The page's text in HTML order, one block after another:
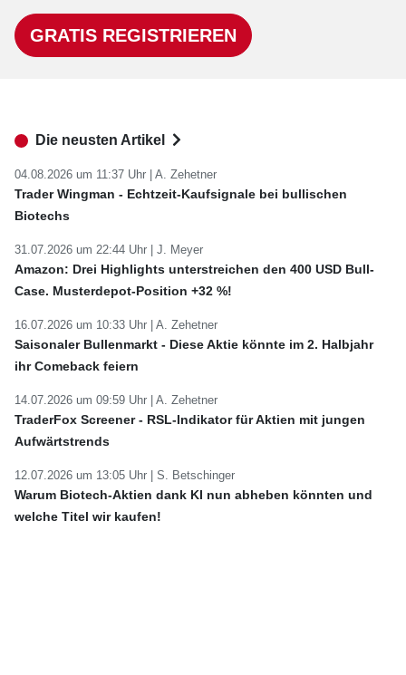
GRATIS REGISTRIEREN
Die neusten Artikel
04.08.2026 um 11:37 Uhr | A. Zehetner
Trader Wingman - Echtzeit-Kaufsignale bei bullischen
Biotechs
31.07.2026 um 22:44 Uhr | J. Meyer
Amazon: Drei Highlights unterstreichen den 400 USD Bull-
Case. Musterdepot-Position +32 %!
16.07.2026 um 10:33 Uhr | A. Zehetner
Saisonaler Bullenmarkt - Diese Aktie könnte im 2. Halbjahr
ihr Comeback feiern
14.07.2026 um 09:59 Uhr | A. Zehetner
TraderFox Screener - RSL-Indikator für Aktien mit jungen
Aufwärtstrends
12.07.2026 um 13:05 Uhr | S. Betschinger
Warum Biotech-Aktien dank KI nun abheben könnten und
welche Titel wir kaufen!